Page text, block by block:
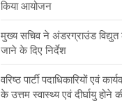
किया आयोजन
मुख्य सचिव ने अंडरग्राउंड विद्युत
जाने के दिए निर्देश
वरिष्ठ पार्टी पदाधिकारियों एवं
के उत्तम स्वास्थ्य एवं दीर्घायु होने